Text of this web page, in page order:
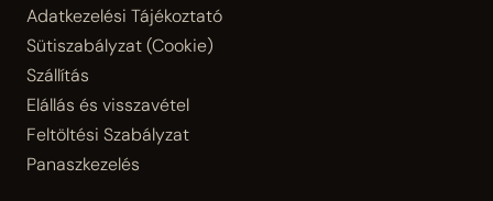
Adatkezelési Tájékoztató
Sütiszabályzat (Cookie)
Szállítás
Elállás és visszavétel
Feltöltési Szabályzat
Panaszkezelés